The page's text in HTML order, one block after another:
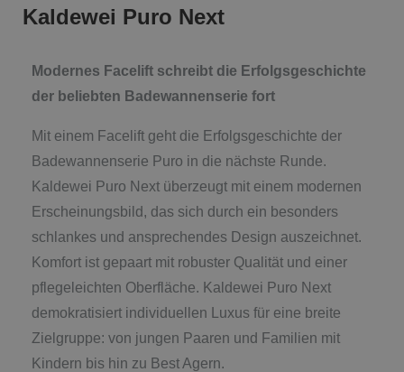
Kaldewei Puro Next
Modernes Facelift schreibt die Erfolgsgeschichte
der beliebten Badewannenserie fort
Mit einem Facelift geht die Erfolgsgeschichte der
Badewannenserie Puro in die nächste Runde.
Kaldewei Puro Next überzeugt mit einem modernen
Erscheinungsbild, das sich durch ein besonders
schlankes und ansprechendes Design auszeichnet.
Komfort ist gepaart mit robuster Qualität und einer
pflegeleichten Oberfläche. Kaldewei Puro Next
demokratisiert individuellen Luxus für eine breite
Zielgruppe: von jungen Paaren und Familien mit
Kindern bis hin zu Best Agern.